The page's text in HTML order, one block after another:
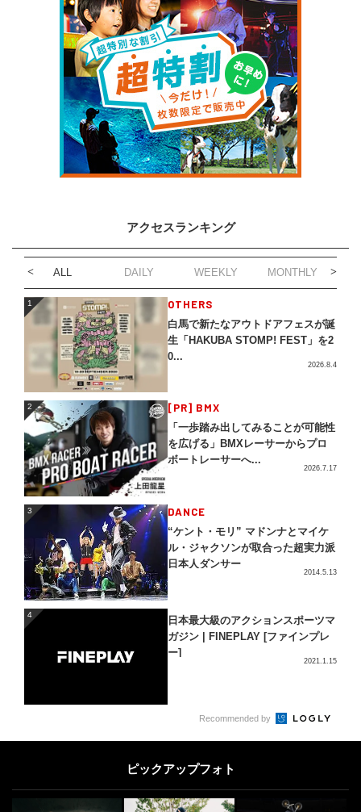
アクセスランキング
ALL DAILY WEEKLY MONTHLY
1 OTHERS
白馬で新たなアウトドアフェスが誕
生「HAKUBA STOMP! FEST」を2
0...
2026.8.4
2 [PR] BMX
「一歩踏み出してみることが可能性
を広げる」BMXレーサーからプロ
ボートレーサーへ...
2026.7.17
3 DANCE
“ケント・モリ” マドンナとマイケ
ル・ジャクソンが取合った超実力派
日本人ダンサー
2014.5.13
4
日本最大級のアクションスポーツマ
ガジン | FINEPLAY [ファインプレ
ー]
2021.1.15
世界のサーファーから愛された“サ
Recommended by
ピックアップフォト